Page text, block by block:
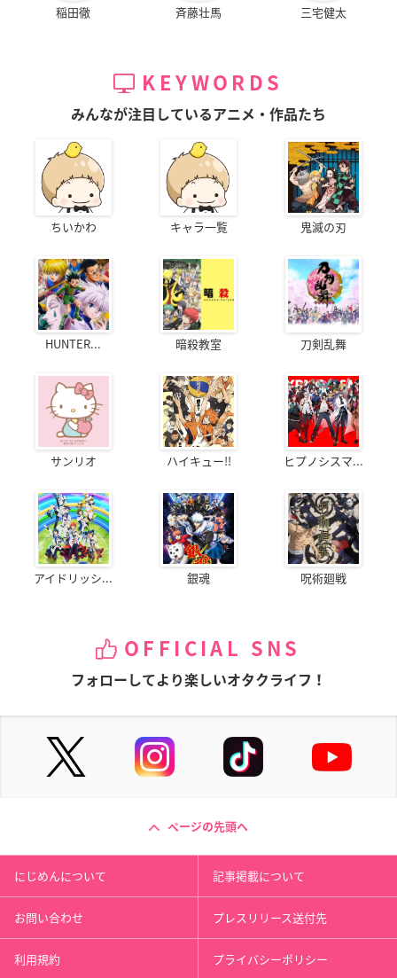
稲田徹 斉藤壮馬 三宅健太
KEYWORDS
みんなが注目しているアニメ・作品たち
ちいかわ キャラ一覧 鬼滅の刃
HUNTER... 暗殺教室 刀剣乱舞
サンリオ ハイキュー!! ヒプノシスマ...
アイドリッシ... 銀魂 呪術廻戦
OFFICIAL SNS
フォローしてより楽しいオタクライフ！
ページの先頭へ
にじめんについて 記事掲載について
お問い合わせ プレスリリース送付先
利用規約 プライバシーポリシー